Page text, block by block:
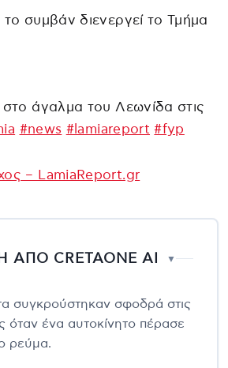
το συμβάν διενεργεί το Τμήμα
άγαλμα του Λεωνίδα στις
#news #lamiareport #fyp
– LamiaReport.gr
ΑΠΟ CRETAONE AI ▼
συγκρούστηκαν σφοδρά στις
όταν ένα αυτοκίνητο πέρασε
ρεύμα.